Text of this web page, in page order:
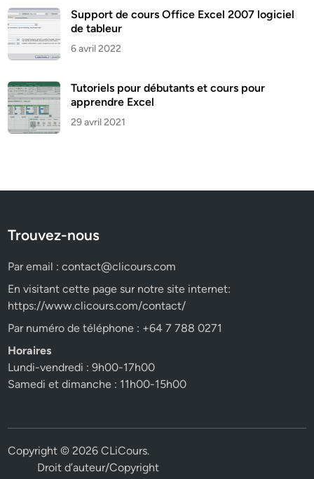
Support de cours Office Excel 2007 logiciel
de tableur
6 avril 2022
Tutoriels pour débutants et cours pour
apprendre Excel
29 avril 2021
Trouvez-nous
Par email :contact@clicours.com
En visitant cette page sur notre site internet:
https://www.clicours.com/contact/
Par numéro de téléphone : +64 7 788 0271
Horaires
Lundi-vendredi : 9h00-17h00
Samedi et dimanche : 11h00-15h00
Copyright © 2026CLiCours.
Droit d’auteur/Copyright